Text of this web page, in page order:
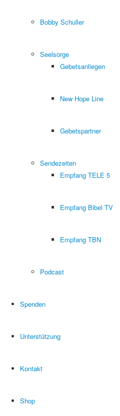
Bobby Schuller
Seelsorge
Gebetsanliegen
New Hope Line
Gebetspartner
Sendezeiten
Empfang TELE 5
Empfang Bibel TV
Empfang TBN
Podcast
Spenden
Unterstützung
Kontakt
Shop